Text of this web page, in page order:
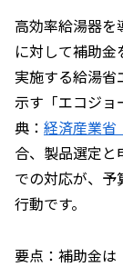
高効率給湯器を
に対して補助
実施する給湯省
示す「エコジョ
典： 経済産業省
合、製品選定と
での対応が、
行動です。
要点：補助金